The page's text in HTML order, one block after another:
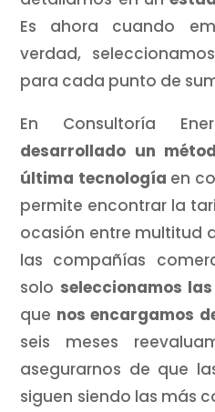
Es ahora cuando
verdad,
para cada punto de
En Consultoría
desarrollado un
última tecnología en
permite encontrar la
ocasión entre multitud
las compañías
solo seleccionamos
que nos encargamos
seis meses
asegurarnos de que
siguen siendo las más